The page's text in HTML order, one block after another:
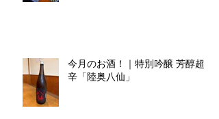
今月のお酒！｜特別吟醸 芳醇超
辛「陸奥八仙」